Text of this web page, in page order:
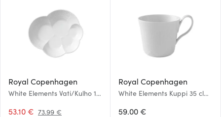
Royal Copenhagen
White Elements Vati/Kulho 19
53.10 € 73.99 €
Royal Copenhagen
White Elements Kuppi 35 cl
59.00 €